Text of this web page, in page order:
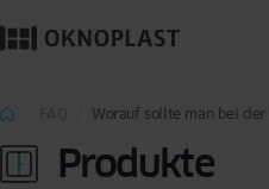
Worauf sollte man bei der
Produkte